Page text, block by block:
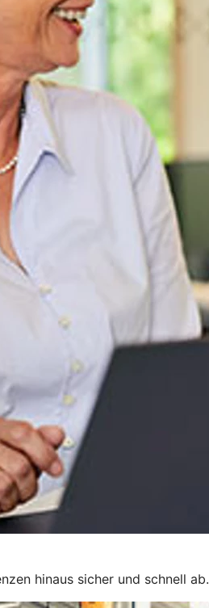
hinaus sicher und schnell ab.